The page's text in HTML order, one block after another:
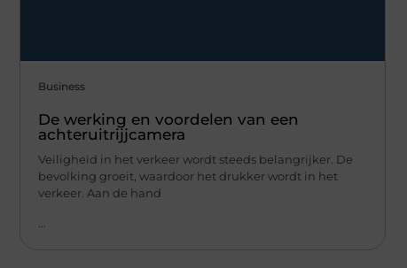
Business
De werking en voordelen van een
achteruitrijjcamera
Veiligheid in het verkeer wordt steeds belangrijker. De
bevolking groeit, waardoor het drukker wordt in het
verkeer. Aan de hand